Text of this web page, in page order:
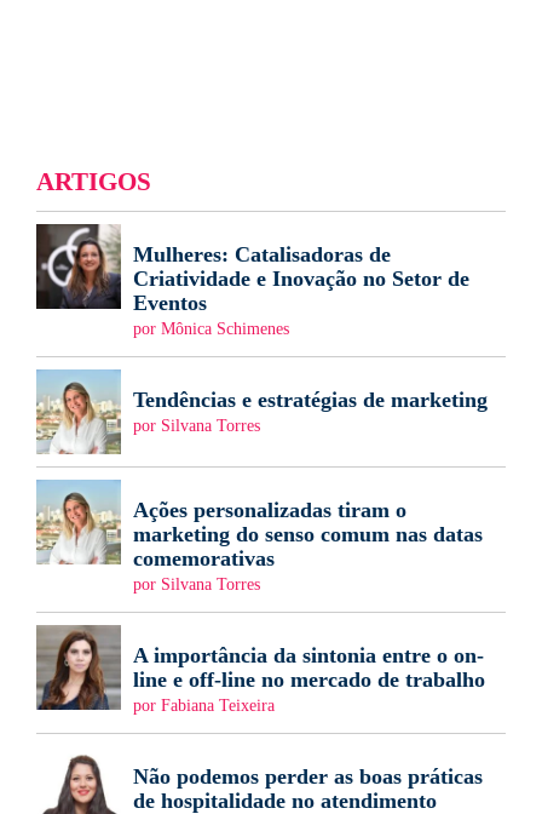
ARTIGOS
Mulheres: Catalisadoras de
Criatividade e Inovação no Setor de
Eventos
por Mônica Schimenes
Tendências e estratégias de marketing
por Silvana Torres
Ações personalizadas tiram o
marketing do senso comum nas datas
comemorativas
por Silvana Torres
A importância da sintonia entre o on-
line e off-line no mercado de trabalho
por Fabiana Teixeira
Não podemos perder as boas práticas
de hospitalidade no atendimento